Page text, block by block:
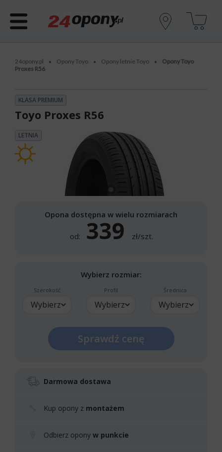
24opony.pl • Opony Toyo • Opony letnie Toyo •
Opony Toyo
Proxes R56
KLASA PREMIUM
Toyo Proxes R56
LETNIA
Opona dostępna w wielu rozmiarach
od: 339 zł/szt.
Wybierz rozmiar:
Szerokość
Wybierz
Profil
Wybierz
Średnica
Wybierz
Sprawdź cenę
Darmowa dostawa
Kup opony z montażem
Odbierz opony w punkcie